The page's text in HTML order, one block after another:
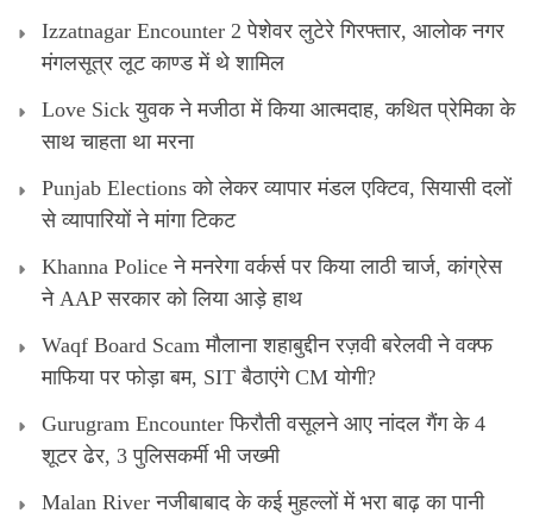
Izzatnagar Encounter 2 पेशेवर लुटेरे गिरफ्तार, आलोक नगर
मंगलसूत्र लूट काण्‍ड में थे शामिल
Love Sick युवक ने मजीठा में किया आत्मदाह, कथित प्रेमिका के
साथ चाहता था मरना
Punjab Elections को लेकर व्यापार मंडल एक्टिव, सियासी दलों
से व्यापारियों ने मांगा टिकट
Khanna Police ने मनरेगा वर्कर्स पर किया लाठी चार्ज, कांग्रेस
ने AAP सरकार को लिया आड़े हाथ
Waqf Board Scam मौलाना शहाबुद्दीन रज़वी बरेलवी ने वक्फ
माफिया पर फोड़ा बम, SIT बैठाएंगे CM योगी?
Gurugram Encounter फिरौती वसूलने आए नांदल गैंग के 4
शूटर ढेर, 3 पुलिसकर्मी भी जख्मी
Malan River नजीबाबाद के कई मुहल्लों में भरा बाढ़ का पानी